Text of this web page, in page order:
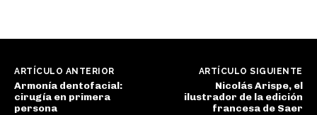
ARTÍCULO ANTERIOR
Armonía dentofacial:
cirugía en primera
persona
ARTÍCULO SIGUIENTE
Nicolás Arispe, el
ilustrador de la edición
francesa de Saer